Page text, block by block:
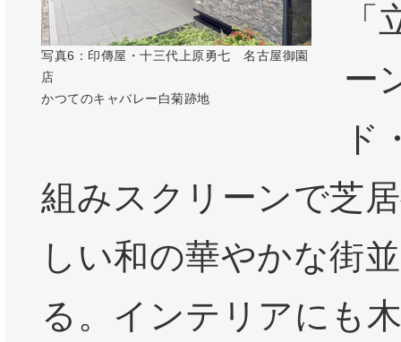
写真6：印傳屋・十三代上原勇七 名古屋御園
店
かつてのキャバレー白菊跡地
ー
ド
組みスクリーンで芝
しい和の華やかな街
る。インテリアにも